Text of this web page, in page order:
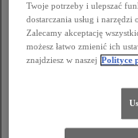
Twoje potrzeby i ulepszać
dostarczania usług i narzędzi
Zalecamy akceptację
możesz łatwo zmienić ich
znajdziesz w naszej Polityce